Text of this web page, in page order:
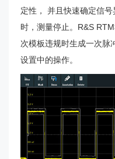
定性， 并且快速确定信
时，测量停止。R&S
次模板违规时生成一次脉
设置中的操作。